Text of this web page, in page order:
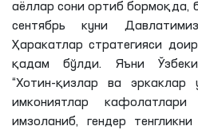
аёллар сони ортиб бормоқда,
сентябрь куни
Ҳаракатлар стратегияси
қадам бўлди. Яъни
“Хотин-қизлар ва эркаклар
имкониятлар кафолатлари
имзоланиб, гендер